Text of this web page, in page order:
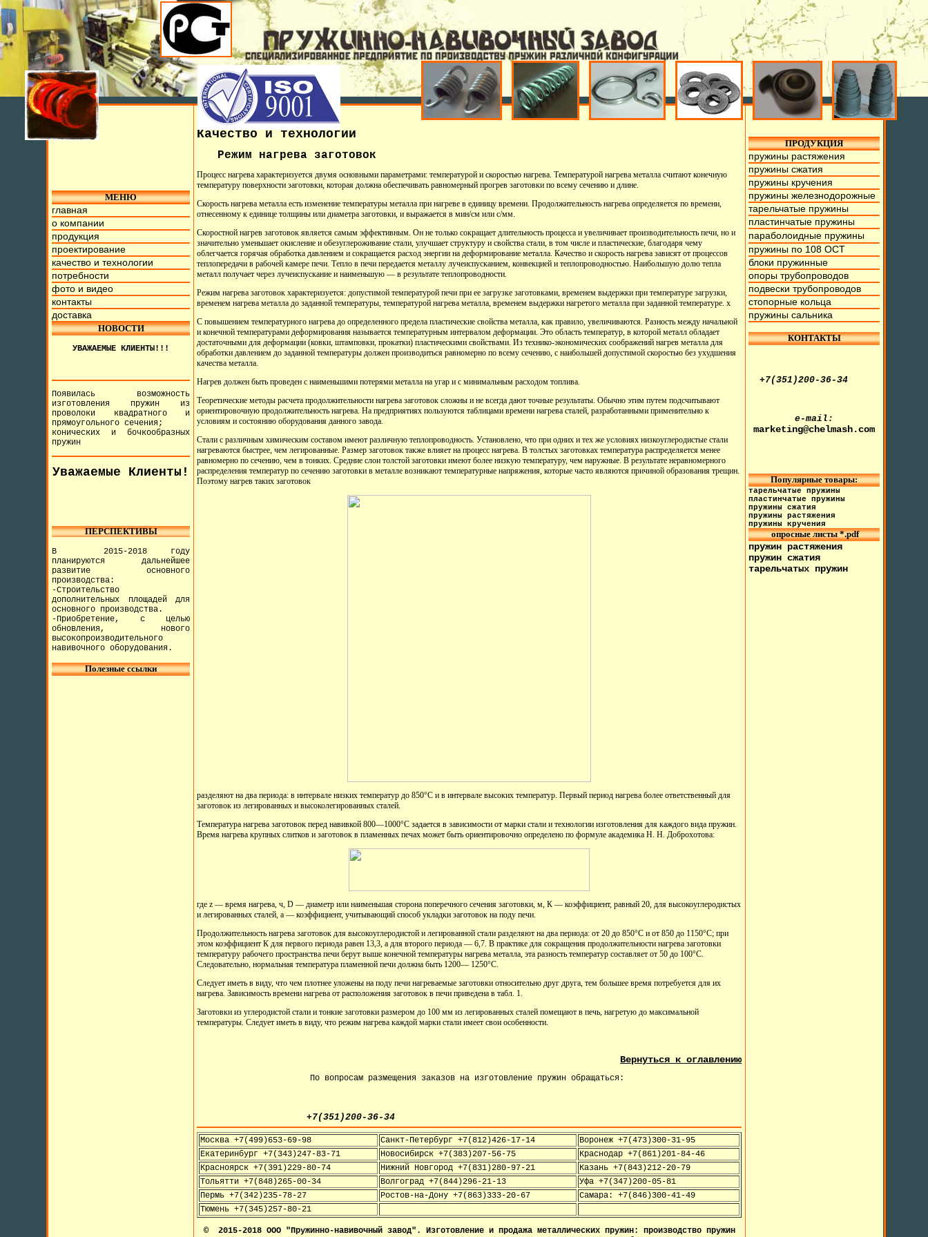
МЕНЮ
главная
о компании
продукция
проектирование
качество и технологии
потребности
фото и видео
контакты
доставка
НОВОСТИ
УВАЖАЕМЫЕ КЛИЕНТЫ!!!
Появилась возможность
изготовления пружин из
проволоки квадратного и
прямоугольного сечения;
конических и бочкообразных
пружин
Уважаемые Клиенты!
ПЕРСПЕКТИВЫ
В 2015-2018 году
планируются дальнейшее
развитие основного
производства:
-Строительство
дополнительных площадей для
основного производства.
-Приобретение, с целью
обновления, нового
высокопроизводительного
навивочного оборудования.
Полезные ссылки
Качество и технологии
Режим нагрева заготовок
Процесс нагрева характеризуется двумя основными параметрами: температурой и скоростью нагрева. Температурой нагрева металла считают конечную
температуру поверхности заготовки, которая должна обеспечивать равномерный прогрев заготовки по всему сечению и длине.
Скорость нагрева металла есть изменение температуры металла при нагреве в единицу времени. Продолжительность нагрева определяется по времени,
отнесенному к единице толщины или диаметра заготовки, и выражается в мин/см или с/мм.
Скоростной нагрев заготовок является самым эффективным. Он не только сокращает длительность процесса и увеличивает производительность печи, но и
значительно уменьшает окисление и обезуглероживание стали, улучшает структуру и свойства стали, в том числе и пластические, благодаря чему
облегчается горячая обработка давлением и сокращается расход энергии на деформирование металла. Качество и скорость нагрева зависят от процессов
теплопередачи в рабочей камере печи. Тепло в печи передается металлу лучеиспусканием, конвекцией и теплопроводностью. Наибольшую долю тепла
металл получает через лучеиспускание и наименьшую — в результате теплопроводности.
Режим нагрева заготовок характеризуется: допустимой температурой печи при ее загрузке заготовками, временем выдержки при температуре загрузки,
временем нагрева металла до заданной температуры, температурой нагрева металла, временем выдержки нагретого металла при заданной температуре. х
С повышением температурного нагрева до определенного предела пластические свойства металла, как правило, увеличиваются. Разность между начальной
и конечной температурами деформирования называется температурным интервалом деформации. Это область температур, в которой металл обладает
достаточными для деформации (ковки, штамповки, прокатки) пластическими свойствами. Из технико-экономических соображений нагрев металла для
обработки давлением до заданной температуры должен производиться равномерно по всему сечению, с наибольшей допустимой скоростью без ухудшения
качества металла.
Нагрев должен быть проведен с наименьшими потерями металла на угар и с минимальным расходом топлива.
Теоретические методы расчета продолжительности нагрева заготовок сложны и не всегда дают точные результаты. Обычно этим путем подсчитывают
ориентировочную продолжительность нагрева. На предприятиях пользуются таблицами времени нагрева сталей, разработанными применительно к
условиям и состоянию оборудования данного завода.
Стали с различным химическим составом имеют различную теплопроводность. Установлено, что при одних и тех же условиях низкоуглеродистые стали
нагреваются быстрее, чем легированные. Размер заготовок также влияет на процесс нагрева. В толстых заготовках температура распределяется менее
равномерно по сечению, чем в тонких. Средние слои толстой заготовки имеют более низкую температуру, чем наружные. В результате неравномерного
распределения температур по сечению заготовки в металле возникают температурные напряжения, которые часто являются причиной образования трещин.
Поэтому нагрев таких заготовок
разделяют на два периода: в интервале низких температур до 850°С и в интервале высоких температур. Первый период нагрева более ответственный для
заготовок из легированных и высоколегированных сталей.
Температура нагрева заготовок перед навивкой 800—1000°С задается в зависимости от марки стали и технологии изготовления для каждого вида пружин.
Время нагрева крупных слитков и заготовок в пламенных печах может быть ориентировочно определено по формуле академика Н. Н. Доброхотова:
где z — время нагрева, ч, D — диаметр или наименьшая сторона поперечного сечения заготовки, м, К — коэффициент, равный 20, для высокоуглеродистых
и легированных сталей, а — коэффициент, учитывающий способ укладки заготовок на поду печи.
Продолжительность нагрева заготовок для высокоуглеродистой и легированной стали разделяют на два периода: от 20 до 850°С и от 850 до 1150°С; при
этом коэффициент К для первого периода равен 13,3, а для второго периода — 6,7. В практике для сокращения продолжительности нагрева заготовки
температуру рабочего пространства печи берут выше конечной температуры нагрева металла, эта разность температур составляет от 50 до 100°С.
Следовательно, нормальная температура пламенной печи должна быть 1200— 1250°С.
Следует иметь в виду, что чем плотнее уложены на поду печи нагреваемые заготовки относительно друг друга, тем большее время потребуется для их
нагрева. Зависимость времени нагрева от расположения заготовок в печи приведена в табл. 1.
Заготовки из углеродистой стали и тонкие заготовки размером до 100 мм из легированных сталей помещают в печь, нагретую до максимальной
температуры. Следует иметь в виду, что режим нагрева каждой марки стали имеет свои особенности.
Вернуться к оглавлению
По вопросам размещения заказов на изготовление пружин обращаться:
+7(351)200-36-34
Москва +7(499)653-69-98 Санкт-Петербург +7(812)426-17-14
Воронеж +7(473)300-31-95
Екатеринбург +7(343)247-83-71
Новосибирск +7(383)207-56-75
Краснодар +7(861)201-84-46
Красноярск +7(391)229-80-74
Нижний Новгород +7(831)280-97-21
Казань +7(843)212-20-79
Тольятти +7(848)265-00-34
Волгоград +7(844)296-21-13
Уфа +7(347)200-05-81
Пермь +7(342)235-78-27
Ростов-на-Дону +7(863)333-20-67
Самара: +7(846)300-41-49
Тюмень +7(345)257-80-21
© 2015-2018 ООО "Пружинно-навивочный завод". Изготовление и продажа металлических пружин: производство пружин
ПРОДУКЦИЯ
пружины растяжения
пружины сжатия
пружины кручения
пружины железнодорожные
тарельчатые пружины
пластинчатые пружины
параболоидные пружины
пружины по 108 ОСТ
блоки пружинные
опоры трубопроводов
подвески трубопроводов
стопорные кольца
пружины сальника
КОНТАКТЫ
+7(351)200-36-34
e-mail:
marketing@chelmash.com
Популярные товары:
тарельчатые пружины
пластинчатые пружины
пружины сжатия
пружины растяжения
пружины кручения
опросные листы *.pdf
пружин растяжения
пружин сжатия
тарельчатых пружин